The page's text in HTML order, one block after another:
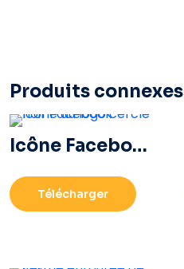
Produits connexes
Icône Facebook cerclée noire
Télécharger